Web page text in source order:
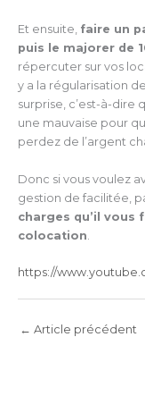
Et ensuite, faire un
puis le majorer de
répercuter sur vos
y a la régularisation
surprise, c’est-à-dire
une mauvaise pour
perdez de l’argent
Donc si vous voulez
gestion de facilitée,
charges qu’il vous
colocation
https://
← Article précédent